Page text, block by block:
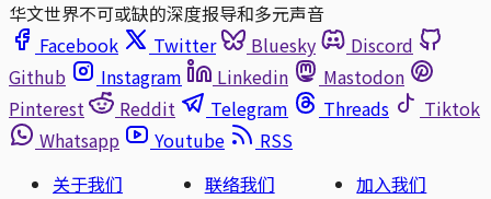
华文世界不可或缺的深度报导和多元声音
Facebook
Twitter Bluesky
Discord
Github
Instagram Linkedin
Mastodon
Pinterest
Reddit Telegram Threads
Tiktok
Whatsapp
Youtube
RSS
关于我们
联络我们
加入我们